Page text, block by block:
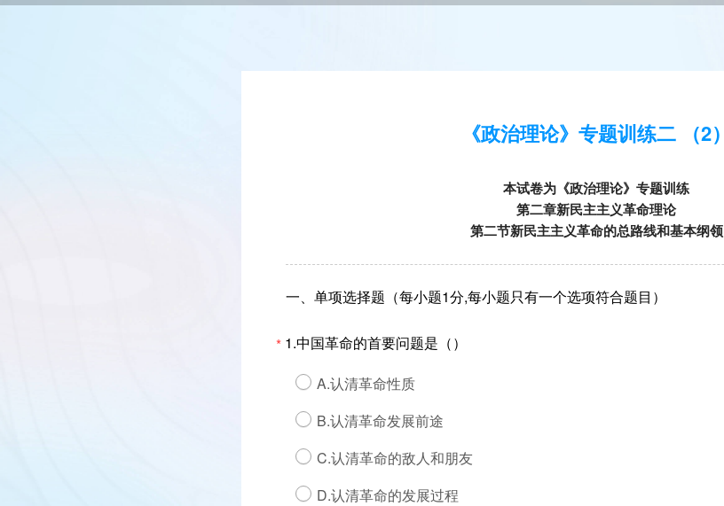
《政治理论》专题训练二 （2）
本试卷为《政治理论》专题训练
第二章新民主主义革命理论
第二节新民主主义革命的总路线和基本纲领
一、单项选择题（每小题1分,每小题只有一个选项符合题目）
* 1.中国革命的首要问题是（）
A.认清革命性质
B.认清革命发展前途
C.认清革命的敌人和朋友
D.认清革命的发展过程